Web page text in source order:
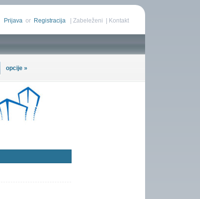
Prijava or Registracija Zabeleženi Kontakt
opcije »